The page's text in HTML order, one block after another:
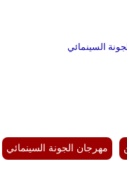
السينمائي
مهرجان الجونة السينمائي